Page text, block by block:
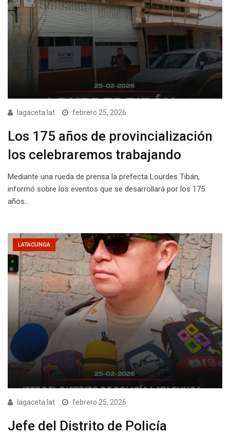
lagaceta.lat febrero 25, 2026
Los 175 años de provincialización
los celebraremos trabajando
Mediante una rueda de prensa la prefecta Lourdes Tibán,
informó sobre los eventos que se desarrollará por los 175
años…
LATACUNGA
lagaceta.lat febrero 25, 2026
Jefe del Distrito de Policía